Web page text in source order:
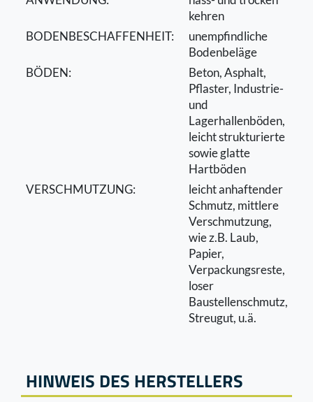
kehren
BODENBESCHAFFENHEIT:
unempﬁndliche
Bodenbeläge
BÖDEN:
Beton, Asphalt,
Pﬂaster, Industrie-
und
Lagerhallenböden,
leicht strukturierte
sowie glatte
Hartböden
VERSCHMUTZUNG:
leicht anhaftender
Schmutz, mittlere
Verschmutzung,
wie z.B. Laub,
Papier,
Verpackungsreste,
loser
Baustellenschmutz,
Streugut, u.ä.
HINWEIS DES HERSTELLERS